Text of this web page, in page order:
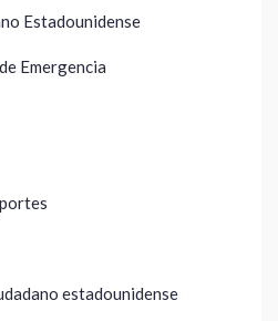
Estadounidense
Emergencia
estadounidense